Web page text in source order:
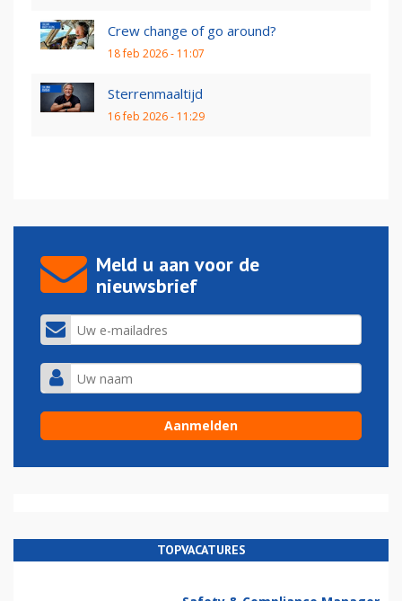
Crew change of go around?
18 feb 2026 - 11:07
Sterrenmaaltijd
16 feb 2026 - 11:29
Meld u aan voor de
nieuwsbrief
TOPVACATURES